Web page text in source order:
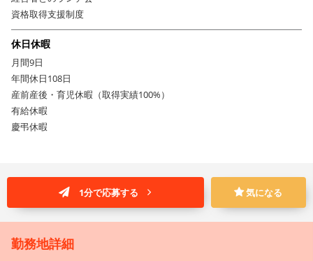
資格取得支援制度
休日休暇
月間9日
年間休日108日
産前産後・育児休暇（取得実績100%）
有給休暇
慶弔休暇
1分で応募する 気になる
勤務地詳細